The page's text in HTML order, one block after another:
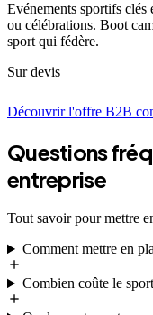
Evénements sportifs
ou célébrations. Boot
sport qui fédère.
Sur devis
Découvrir l'offre B2B
Questions
entreprise
Tout savoir pour mettre
Comment mettre en
Combien coûte le